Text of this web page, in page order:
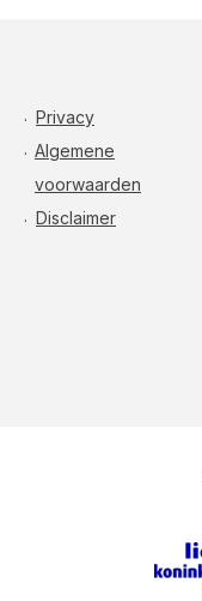
Privacy
Algemene
voorwaarden
Disclaimer